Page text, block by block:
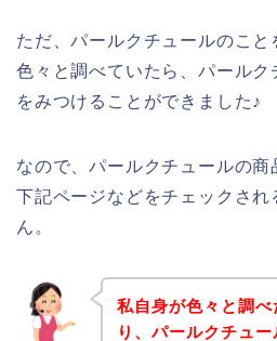
ただ、パールクチュールのこと
色々と調べていたら、パールク
をみつけることができました♪
なので、パールクチュールの商
下記ページなどをチェックさ
ん。
私自身が色々と調
り、パールクチュ